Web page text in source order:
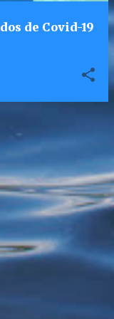
de Covid-19